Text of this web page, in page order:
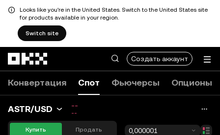
Looks like you're in the United States. Switch to the United States site
for products available in your region.
Switch site
Создать аккаунт
Конвертация Спот Фьючерсы Опционы
ASTR/USD --
--
Купить Продать 0,000001